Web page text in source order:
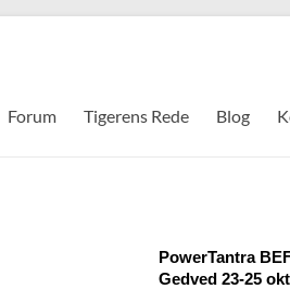
Forum Tigerens Rede Blog
PowerTantra
Gedved 23-25